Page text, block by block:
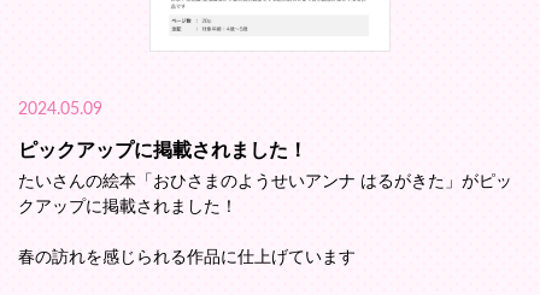
2024.05.09
ピックアップに掲載されました！
たいさんの絵本「おひさまのようせいアンナ はるがきた」がピッ
クアップに掲載されました！
春の訪れを感じられる作品に仕上げています